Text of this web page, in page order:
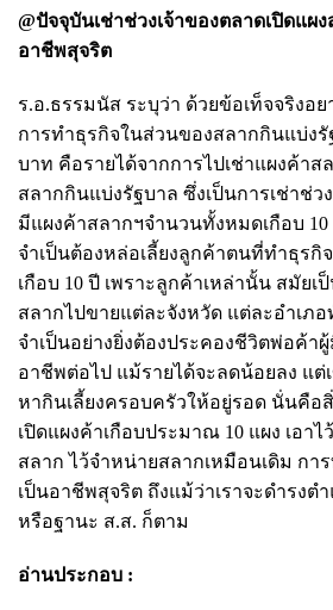
@ปัจจุบันเช่าช่วงเจ้าของตลาดเปิดแผ
อาชีพสุจริต
ร.อ.ธรรมนัส ระบุว่า ด้วยข้อเท็จจริงอย
การทำธุรกิจในส่วนของสลากกินแบ่งรั
บาท คือรายได้จากการไปเช่าแผงค้า
สลากกินแบ่งรัฐบาล ซึ่งเป็นการเช่าช่ว
มีแผงค้าสลากฯจำนวนทั้งหมดเกือบ 10
จำเป็นต้องหล่อเลี้ยงลูกค้าตนที่ทำธุรกิ
เกือบ 10 ปี เพราะลูกค้าเหล่านั้น สมัยเ
สลากไปขายแต่ละจังหวัด แต่ละอำเภ
จำเป็นอย่างยิ่งต้องประคองชีวิตพ่อค้า
อาชีพต่อไป แม้รายได้จะลดน้อยลง แต่
หากินเลี้ยงครอบครัวให้อยู่รอด นั่นคือ
เปิดแผงค้าเกือบประมาณ 10 แผง เอา
สลาก ไว้จำหน่ายสลากเหมือนเดิม กา
เป็นอาชีพสุจริต ถึงแม้ว่าเราจะดำรงต
หรือฐานะ ส.ส. ก็ตาม
อ่านประกอบ :